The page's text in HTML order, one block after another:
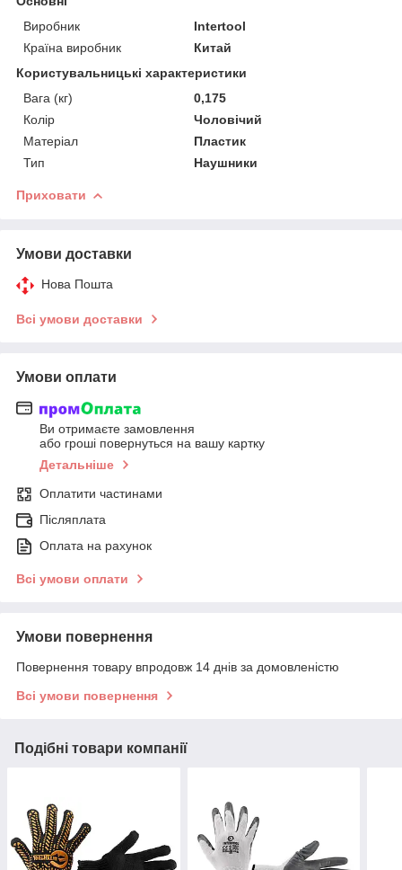
Виробник
Intertool
Країна виробник
Китай
Користувальницькі характеристики
Вага (кг)
0,175
Колір
Чоловічий
Матеріал
Пластик
Тип
Наушники
Приховати
Умови доставки
Нова Пошта
Всі умови доставки
Умови оплати
Ви отримаєте замовлення
або гроші повернуться на вашу картку
Детальніше
Оплатити частинами
Післяплата
Оплата на рахунок
Всі умови оплати
Умови повернення
Повернення товару впродовж 14 днів за домовленістю
Всі умови повернення
Подібні товари компанії